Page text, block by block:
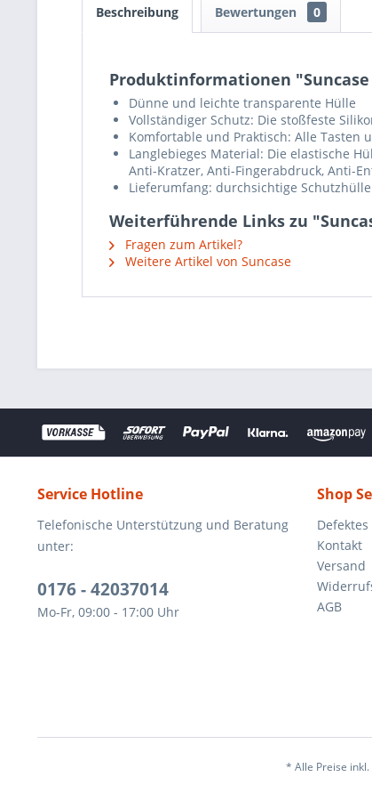
Beschreibung Bewertungen 0
Produktinformationen
Dünne und leichte transparente Hülle
Vollständiger Schutz: Die stoßfeste
Komfortable und Praktisch: Alle Tasten
Langlebieges Material: Die elastische
Anti-Kratzer, Anti-Fingerabdruck, Anti-
Lieferumfang: durchsichtige Schutzhülle
Weiterführende Links zu
Fragen zum Artikel?
Weitere Artikel von Suncase
Service Hotline
Telefonische Unterstützung und Beratung
unter:
0176 - 42037014
Mo-Fr, 09:00 - 17:00 Uhr
Shop
Kontakt
Versand
AGB
* Alle Preise